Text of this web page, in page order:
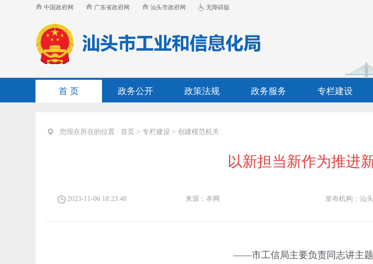
中国政府网 广东省政府网 汕头市政府网 无障碍版
首 页 政务公开 政策法规 政务服务 专栏建设
您现在所在的位置 : 首页 > 专栏建设 > 创建模范机关
以新担当新作为推进
2023-11-06 18:23:48 来源：本网 发布机构：汕
——市工信局主要负责同志讲主